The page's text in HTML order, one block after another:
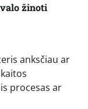
žinoti
anksčiau ar
procesas ar